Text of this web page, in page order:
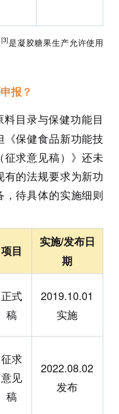
[3]是凝胶糖果生产允许使用
报？
目录与保健功能目
保健食品新功能技
求意见稿）》还未
的法规要求为新功
待具体的实施细则
项目
实施/发布日
期
正式
稿
2019.10.01
实施
征求
意见
稿
2022.08.02
发布